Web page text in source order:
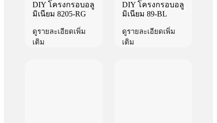
DIY โครงกรอบอลู
มิเนียม 8205-RG
ดูรายละเอียดเพิ่ม
เติม
DIY โครงกรอบอลู
มิเนียม 89-BL
ดูรายละเอียดเพิ่ม
เติม